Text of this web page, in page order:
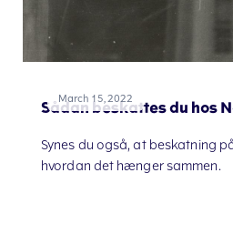
March 15, 2022
Sådan beskattes du hos
Synes du også, at beskatning
hvordan det hænger sammen.